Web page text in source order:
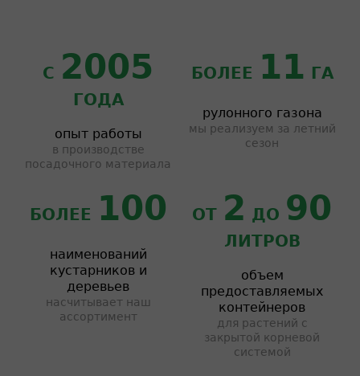
С 2005
ГОДА
опыт работы
в производстве
посадочного материала
БОЛЕЕ 11 ГА
рулонного газона
мы реализуем за летний
сезон
БОЛЕЕ 100
наименований
кустарников и
деревьев
насчитывает наш
ассортимент
ОТ 2 ДО 90
ЛИТРОВ
объем
предоставляемых
контейнеров
для растений с
закрытой корневой
системой